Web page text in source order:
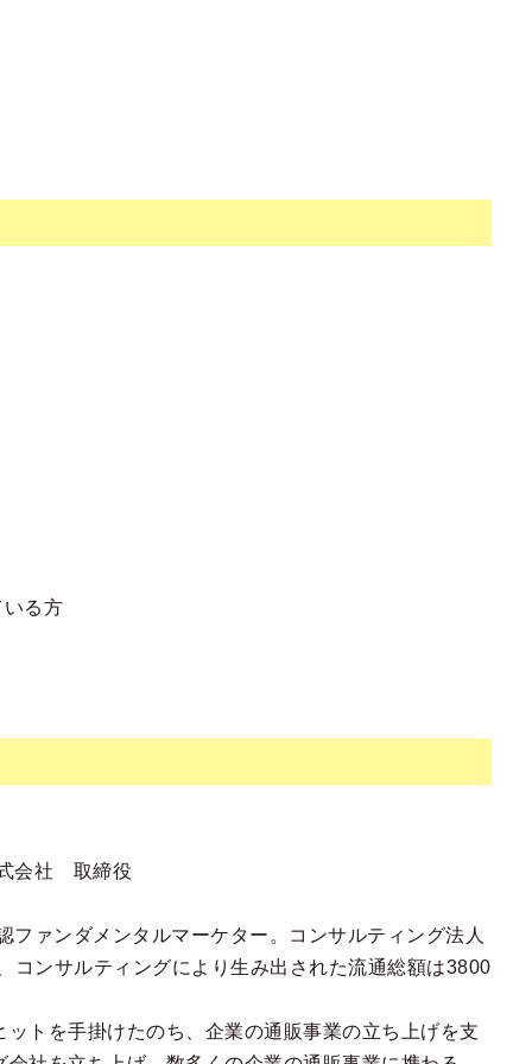
いる方
会社 取締役
ファンダメンタルマーケター。コンサルティング法人
コンサルティングにより生み出された流通総額は3800
ットを手掛けたのち、企業の通販事業の立ち上げを支